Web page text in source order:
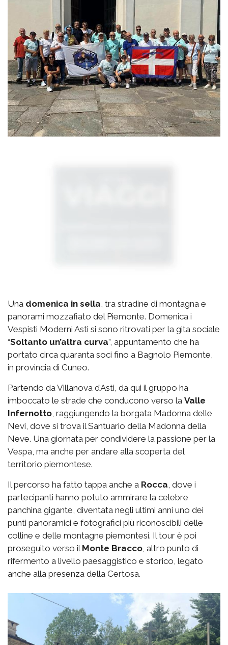
Una domenica in sella , tra stradine di montagna e
panorami mozzafiato del Piemonte. Domenica i
Vespisti Moderni Asti si sono ritrovati per la gita sociale
“Soltanto un’altra curva”, appuntamento che ha
portato circa quaranta soci fino a Bagnolo Piemonte,
in provincia di Cuneo.
Partendo da Villanova d’Asti, da qui il gruppo ha
imboccato le strade che conducono verso la Valle
Infernotto , raggiungendo la borgata Madonna delle
Nevi, dove si trova il Santuario della Madonna della
Neve. Una giornata per condividere la passione per la
Vespa, ma anche per andare alla scoperta del
territorio piemontese.
Il percorso ha fatto tappa anche a Rocca , dove i
partecipanti hanno potuto ammirare la celebre
panchina gigante, diventata negli ultimi anni uno dei
punti panoramici e fotografici più riconoscibili delle
colline e delle montagne piemontesi. Il tour è poi
proseguito verso il Monte Bracco , altro punto di
rifermento a livello paesaggistico e storico, legato
anche alla presenza della Certosa.